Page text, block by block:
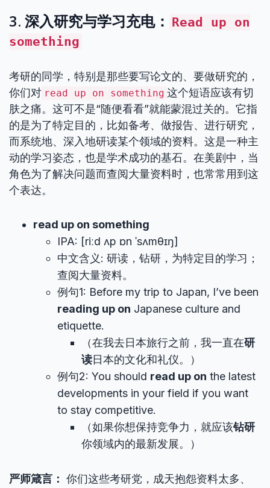
3. 深入研究与学习充电： Read up on
something
考研的同学，特别是那些要写论文的、要做研究的，
你们对 read up on something 这个短语应该有切
肤之痛。这可不是“随便看看”就能蒙混过关的。它指
的是为了特定目的，比如备考、做报告、进行研究，
而系统地、深入地研读某个领域的资料。这是一种主
动的学习姿态，也是学术成功的基石。在美剧中，当
角色为了解决问题而查阅大量资料时，也常常用到这
个表达。
read up on something
IPA: [riːd ʌp ɒn ˈsʌmθɪŋ]
中文含义: 研读，钻研，为特定目的学习；
查阅大量资料。
例句1: Before my trip to Japan, I’ve been
reading up on Japanese culture and
etiquette.
（在我去日本旅行之前，我一直在研
读日本的文化和礼仪。）
例句2: You should read up on the latest
developments in your field if you want
to stay competitive.
（如果你想保持竞争力，就应该钻研
你领域内的最新发展。）
严师箴言： 你们这些考研党，成天抱怨资料太多、